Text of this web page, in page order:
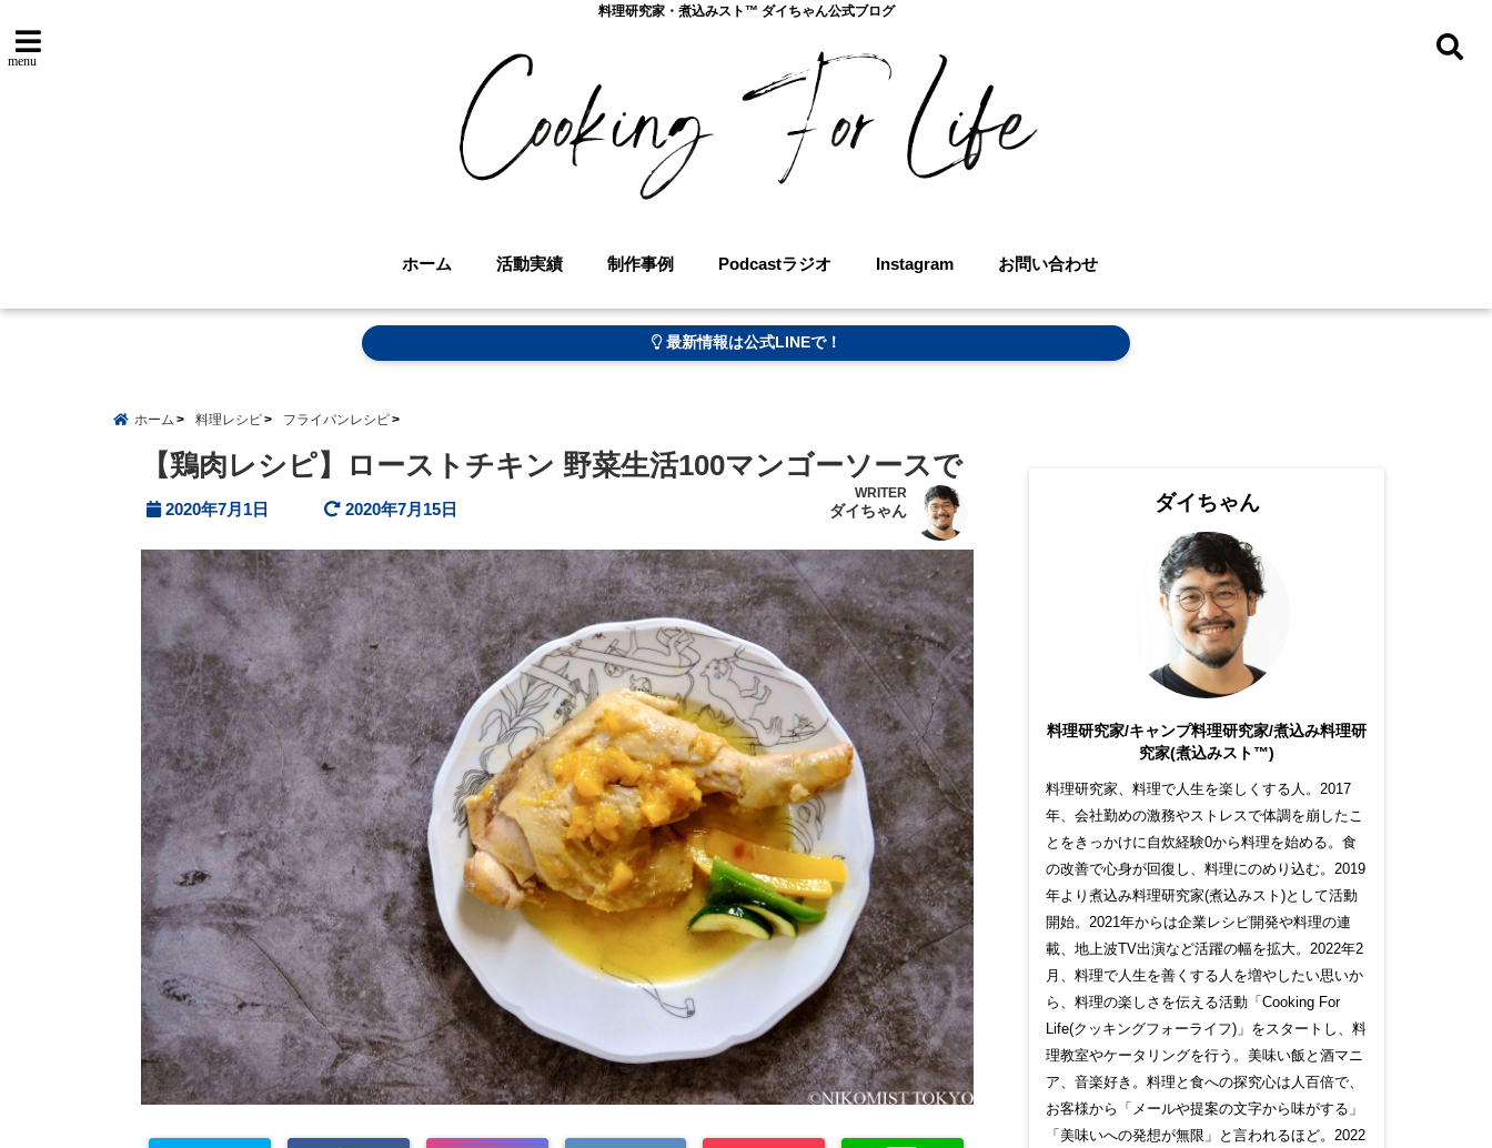
料理研究家・煮込みスト™︎ ダイちゃん公式ブログ
menu
ホーム 活動実績 制作事例 Podcastラジオ Instagram お問い合わせ
最新情報は公式LINEで！
ホーム 料理レシピ フライパンレシピ
【鶏肉レシピ】ローストチキン 野菜生活100マンゴーソースで
2020年7月1日 2020年7月15日
WRITER
ダイちゃん ダイちゃん
料理研究家/キャンプ料理研究家/煮込み料理研
究家(煮込みスト™)
料理研究家、料理で人生を楽しくする人。2017
年、会社勤めの激務やストレスで体調を崩したこ
とをきっかけに自炊経験0から料理を始める。食
の改善で心身が回復し、料理にのめり込む。2019
年より煮込み料理研究家(煮込みスト)として活動
開始。2021年からは企業レシピ開発や料理の連
載、地上波TV出演など活躍の幅を拡大。2022年2
月、料理で人生を善くする人を増やしたい思いか
ら、料理の楽しさを伝える活動「Cooking For
Life(クッキングフォーライフ)」をスタートし、料
理教室やケータリングを行う。美味い飯と酒マニ
ア、音楽好き。料理と食への探究心は人百倍で、
お客様から「メールや提案の文字から味がする」
「美味いへの発想が無限」と言われるほど。2022